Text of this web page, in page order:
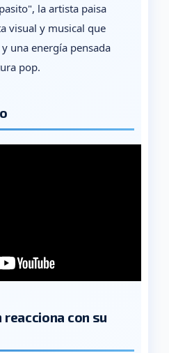
la artista paisa
visual y musical que
una energía pensada
pop.
reacciona con su